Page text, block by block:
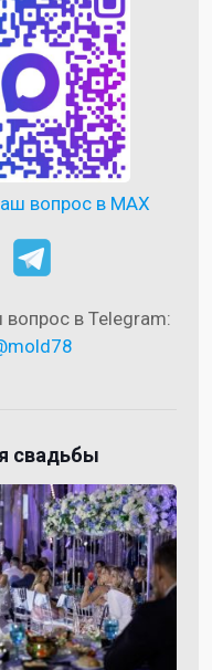
вопрос в MAX
в Telegram:
свадьбы